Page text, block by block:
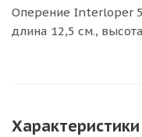
Оперение Interloper
длина 12,5 см.,
Характеристики